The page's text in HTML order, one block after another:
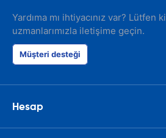
Yardıma mı ihtiyacınız var? Lütfen
uzmanlarımızla iletişime geçin.
Müşteri desteği
Hesap